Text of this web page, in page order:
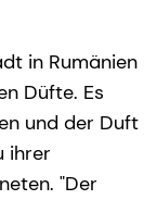
in Rumänien
Düfte. Es
und der Duft
ihrer
"Der